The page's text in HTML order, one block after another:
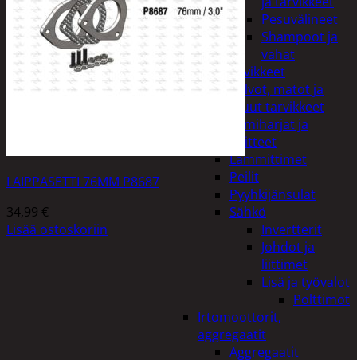
Pesuvälineet
Shampoot ja
vahat
Autotarvikkeet
Kalvot, matot ja
muut tarvikkeet
Lumiharjat ja
peitteet
Lämmittimet
Peilit
Pyyhkijänsulat
Sähkö
Invertterit
Johdot ja
liittimet
Lisä ja työvalot
Polttimot
Irtomoottorit,
aggregaatit
Aggregaatit
LAIPPASETTI 76MM P8687
34,99 €
Lisää ostoskoriin